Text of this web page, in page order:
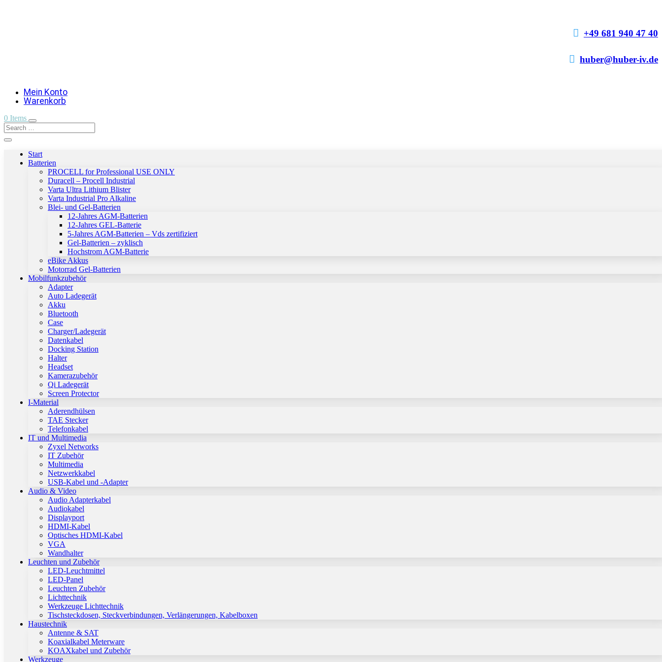
 +49 681 940 47 40
 huber@huber-iv.de
Mein Konto
Warenkorb
0 Items
Start
Batterien
PROCELL for Professional USE ONLY
Duracell – Procell Industrial
Varta Ultra Lithium Blister
Varta Industrial Pro Alkaline
Blei- und Gel-Batterien
12-Jahres AGM-Batterien
12-Jahres GEL-Batterie
5-Jahres AGM-Batterien – Vds zertifiziert
Gel-Batterien – zyklisch
Hochstrom AGM-Batterie
eBike Akkus
Motorrad Gel-Batterien
Mobilfunkzubehör
Adapter
Auto Ladegerät
Akku
Bluetooth
Case
Charger/Ladegerät
Datenkabel
Docking Station
Halter
Headset
Kamerazubehör
Qi Ladegerät
Screen Protector
I-Material
Aderendhülsen
TAE Stecker
Telefonkabel
IT und Multimedia
Zyxel Networks
IT Zubehör
Multimedia
Netzwerkkabel
USB-Kabel und -Adapter
Audio & Video
Audio Adapterkabel
Audiokabel
Displayport
HDMI-Kabel
Optisches HDMI-Kabel
VGA
Wandhalter
Leuchten und Zubehör
LED-Leuchtmittel
LED-Panel
Leuchten Zubehör
Lichttechnik
Werkzeuge Lichttechnik
Tischsteckdosen, Steckverbindungen, Verlängerungen, Kabelboxen
Haustechnik
Antenne & SAT
Koaxialkabel Meterware
KOAXkabel und Zubehör
Werkzeuge